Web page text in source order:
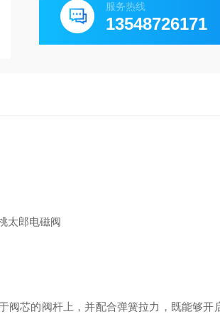
服务热线
13548726171
阀芯的阀杆上，并配合弹簧拉力，既能够开